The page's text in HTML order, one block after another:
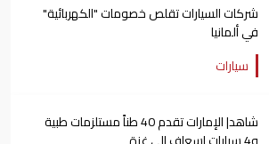
شركات السيارات تقلص خصومات "الكهربائية"
في ألمانيا
سيارات
شاهد| الإمارات تقدم 40 طناً مستلزمات طبية